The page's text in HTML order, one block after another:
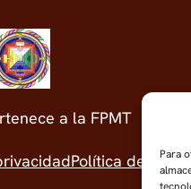
Para
a la FPMT
Política de